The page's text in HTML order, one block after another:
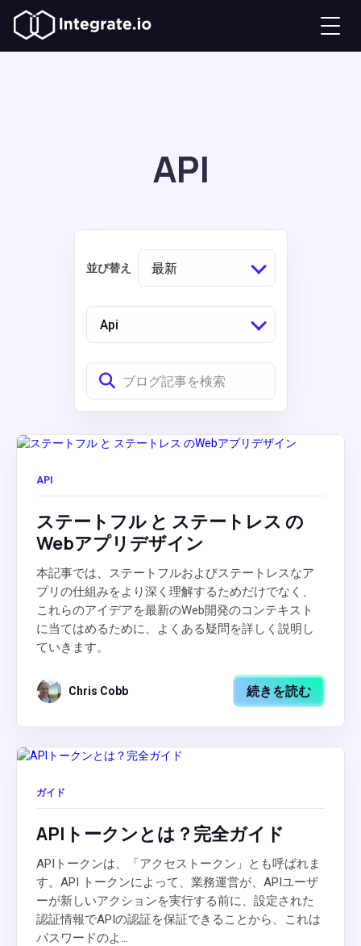
API
Api
並び替え 最新
API
ステートフル と ステートレス の
Webアプリデザイン
本記事では、ステートフルおよびステートレスなア
プリの仕組みをより深く理解するためだけでなく、
これらのアイデアを最新のWeb開発のコンテキスト
に当てはめるために、よくある疑問を詳しく説明し
ていきます。
Chris Cobb 続きを読む
ガイド
APIトークンとは？完全ガイド
APIトークンは、「アクセストークン」とも呼ばれま
す。API トークンによって、業務運営が、APIユーザ
ーが新しいアクションを実行する前に、設定された
認証情報でAPIの認証を保証できることから、これは
パスワードのよ...